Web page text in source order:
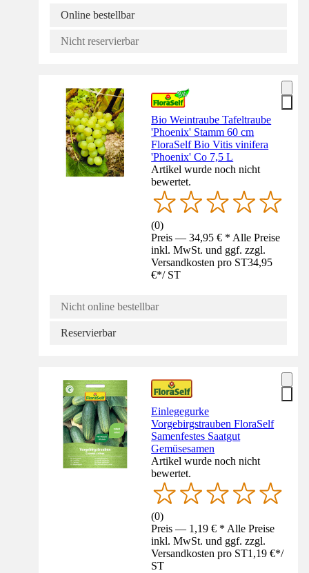
Online bestellbar
Nicht reservierbar
Bio Weintraube Tafeltraube
'Phoenix' Stamm 60 cm
FloraSelf Bio Vitis vinifera
'Phoenix' Co 7,5 L
Artikel wurde noch nicht
bewertet.
(0)
Preis — 34,95 € * Alle Preise
inkl. MwSt. und ggf. zzgl.
Versandkosten pro ST34,95
€*/ ST
Nicht online bestellbar
Reservierbar
Einlegegurke
Vorgebirgstrauben FloraSelf
Samenfestes Saatgut
Gemüsesamen
Artikel wurde noch nicht
bewertet.
(0)
Preis — 1,19 € * Alle Preise
inkl. MwSt. und ggf. zzgl.
Versandkosten pro ST1,19 €*/
ST